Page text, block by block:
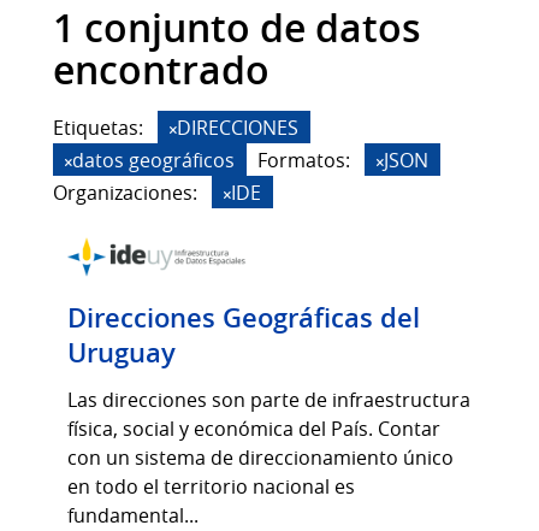
1 conjunto de datos
encontrado
Etiquetas:
DIRECCIONES
datos geográficos
Formatos:
JSON
Organizaciones:
IDE
Direcciones Geográficas del
Uruguay
Las direcciones son parte de infraestructura
física, social y económica del País. Contar
con un sistema de direccionamiento único
en todo el territorio nacional es
fundamental...